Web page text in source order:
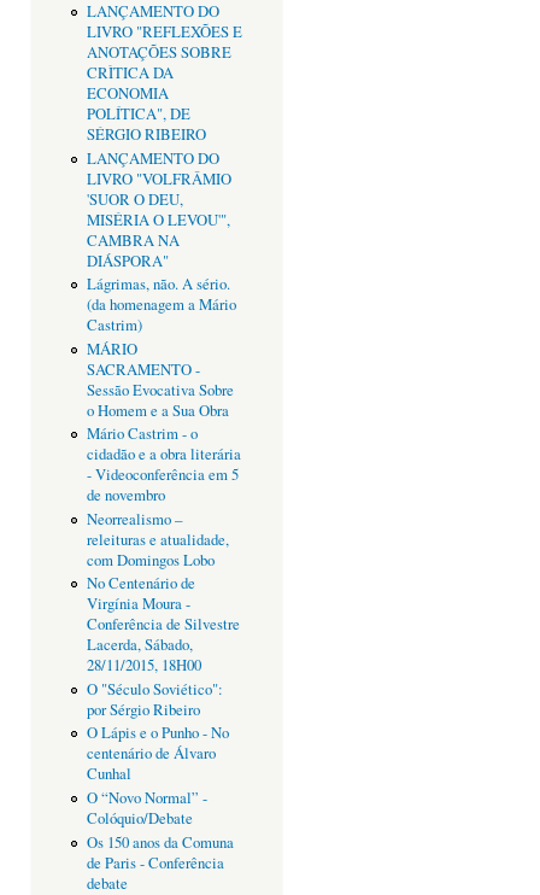
LANÇAMENTO DO
LIVRO "REFLEXÕES E
ANOTAÇÕES SOBRE
CRÌTICA DA
ECONOMIA
POLÍTICA", DE
SÉRGIO RIBEIRO
LANÇAMENTO DO
LIVRO "VOLFRÂMIO
'SUOR O DEU,
MISÉRIA O LEVOU'",
CAMBRA NA
DIÁSPORA"
Lágrimas, não. A sério.
(da homenagem a Mário
Castrim)
MÁRIO
SACRAMENTO -
Sessão Evocativa Sobre
o Homem e a Sua Obra
Mário Castrim - o
cidadão e a obra literária
- Videoconferência em 5
de novembro
Neorrealismo –
releituras e atualidade,
com Domingos Lobo
No Centenário de
Virgínia Moura -
Conferência de Silvestre
Lacerda, Sábado,
28/11/2015, 18H00
O "Século Soviético":
por Sérgio Ribeiro
O Lápis e o Punho - No
centenário de Álvaro
Cunhal
O “Novo Normal” -
Colóquio/Debate
Os 150 anos da Comuna
de Paris - Conferência
debate